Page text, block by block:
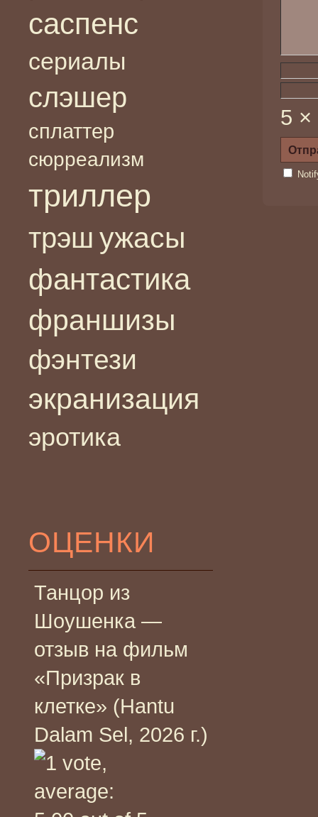
саспенс
сериалы
слэшер
сплаттер
сюрреализм
триллер
трэш ужасы
фантастика
франшизы
фэнтези
экранизация
эротика
ОЦЕНКИ
Танцор из
Шоушенка —
отзыв на фильм
«Призрак в
клетке» (Hantu
Dalam Sel, 2026 г.)
5 ×